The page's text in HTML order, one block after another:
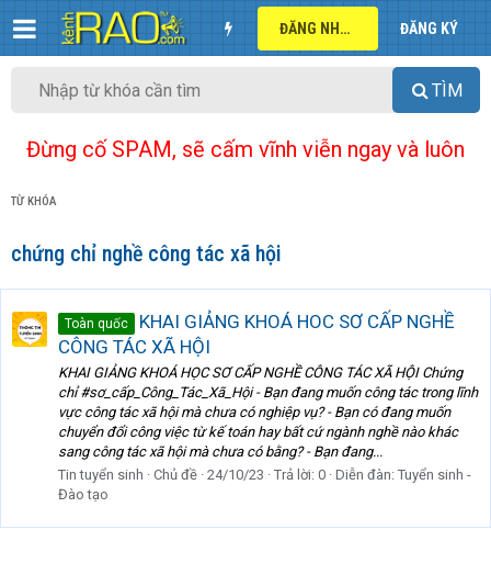
ĐĂNG NHẬP ĐĂNG KÝ
TÌM
Đừng cố SPAM, sẽ cấm vĩnh viễn ngay và luôn
TỪ KHÓA
chứng chỉ nghề công tác xã hội
Toàn quốc
KHAI GIẢNG KHOÁ HOC SƠ CẤP NGHỀ
CÔNG TÁC XÃ HỘI
KHAI GIẢNG KHOÁ HỌC SƠ CẤP NGHỀ CÔNG TÁC XÃ HỘI Chứng
chỉ #sơ_cấp_Công_Tác_Xã_Hội - Bạn đang muốn công tác trong lĩnh
vực công tác xã hội mà chưa có nghiệp vụ? - Bạn có đang muốn
chuyển đổi công việc từ kế toán hay bất cứ ngành nghề nào khác
sang công tác xã hội mà chưa có bằng? - Bạn đang...
Tin tuyển sinh
Chủ đề 24/10/23 Trả lời: 0 Diễn đàn: Tuyển sinh -
Đào tạo